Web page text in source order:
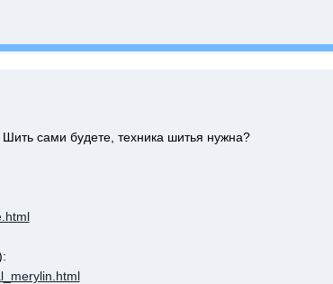
сами будете, техника шитья нужна?